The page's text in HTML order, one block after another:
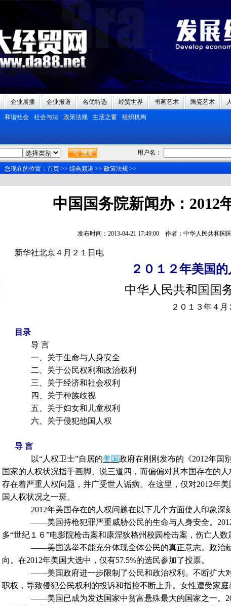
企业展播 企业报道 名优特选 经贸世界 书画艺术 陶瓷艺术
和谐社会 社会与法 政策法规 生活之窗 组织机构
用户名：
您现在的位置： 首页 >> 综合频道 >> 政策法规 >>
中国国务院新闻办：2012
发布时间：2013-04-21 17:49:00 作者：中华人民共和
新华社北京４月２１日电
２０１２年美国
中华人民共和国国务
２０１３年４月
目录
导 言
一、关于生命与人身安全
二、关于公民权利和政治权利
三、关于经济和社会权利
四、关于种族歧视
五、关于妇女和儿童权利
六、关于侵犯他国人权
导 言
以“人权卫士”自居的美国政府在刚刚发布的《2012年国
国家的人权状况指手画脚、说三道四，而偏偏对其本国存在的
存在着严重人权问题，并广受世人诟病。在这里，仅对2012年美
国人权状况之一斑。
2012年美国存在的人权问题在以下几个方面使人印象深
——美国持枪犯罪严重威胁公民的生命与人身安全。
多“世纪１６”电影院枪击案和康涅狄格州校园枪击案，伤亡人数
——美国选举不能充分体现全体公民的真正意志。政治献
向。在2012年美国大选中，仅有57.5%的选民参加了投票。
——美国政府进一步限制了公民和政治权利。不断扩大对
职权，导致侵犯公民权利的投诉和指控不断上升。女性遭受家庭
——美国已成为发达国家中贫富悬殊最大的国家之一。